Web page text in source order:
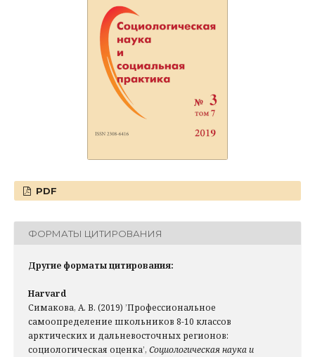
PDF
ФОРМАТЫ ЦИТИРОВАНИЯ
Другие форматы цитирования:
Harvard
Симакова, А. В. (2019) ’Профессиональное
самоопределение школьников 8-10 классов
арктических и дальневосточных регионов:
социологическая оценка’, Социологическая наука и